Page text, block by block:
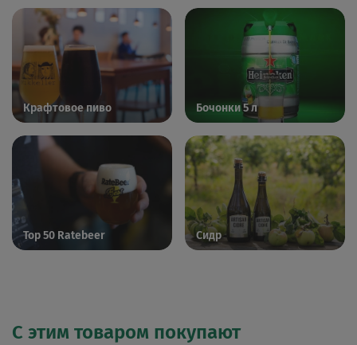
Крафтовое пиво Бочонки 5 л
Top 50 Ratebeer Сидр
С этим товаром покупают